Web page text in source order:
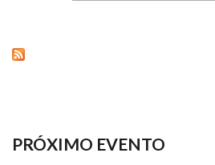
PRÓXIMO EVENTO